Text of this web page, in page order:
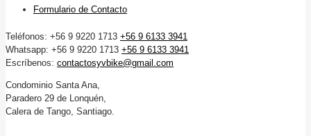
Formulario de Contacto
Teléfonos: +56 9 9220 1713 +56 9 6133 3941
Whatsapp: +56 9 9220 1713 +56 9 6133 3941
Escríbenos: contactosyvbike@gmail.com
Condominio Santa Ana,
Paradero 29 de Lonquén,
Calera de Tango, Santiago.